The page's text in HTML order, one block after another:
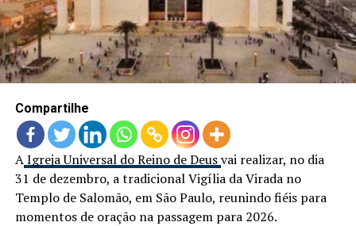
LANÇAMENTOS
Compartilhe
AIgreja Universal do Reino de Deusvai realizar, no dia
31 de dezembro, a tradicional Vigília da Virada no
Templo de Salomão, em São Paulo, reunindo fiéis para
momentos de oração na passagem para 2026.